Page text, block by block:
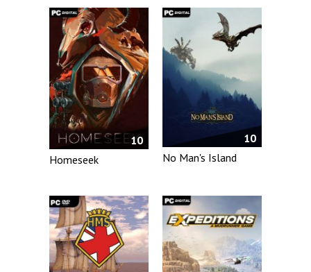
10
Homeseek
10
No Man's Island